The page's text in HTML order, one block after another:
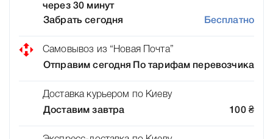
через 30 минут
Забрать сегодня
Бесплатно
Самовывоз из “Новая Почта”
Отправим сегодня
По тарифам перевозчика
Доставка курьером по Киеву
Доставим завтра
100 ₴